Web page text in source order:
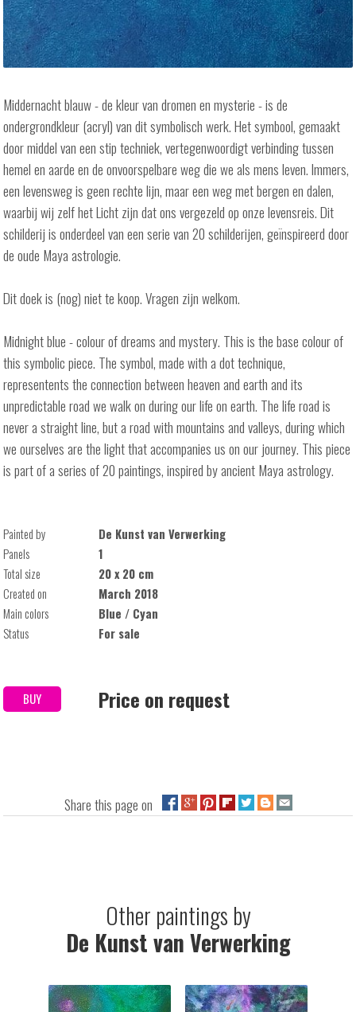
Middernacht blauw - de kleur van dromen en mysterie - is de
ondergrondkleur (acryl) van dit symbolisch werk. Het symbool, gemaakt
door middel van een stip techniek, vertegenwoordigt verbinding tussen
hemel en aarde en de onvoorspelbare weg die we als mens leven. Immers,
een levensweg is geen rechte lijn, maar een weg met bergen en dalen,
waarbij wij zelf het Licht zijn dat ons vergezeld op onze levensreis. Dit
schilderij is onderdeel van een serie van 20 schilderijen, geïnspireerd door
de oude Maya astrologie.
Dit doek is (nog) niet te koop. Vragen zijn welkom.
Midnight blue - colour of dreams and mystery. This is the base colour of
this symbolic piece. The symbol, made with a dot technique,
representents the connection between heaven and earth and its
unpredictable road we walk on during our life on earth. The life road is
never a straight line, but a road with mountains and valleys, during which
we ourselves are the light that accompanies us on our journey. This piece
is part of a series of 20 paintings, inspired by ancient Maya astrology.
Painted by
De Kunst van Verwerking
Panels
1
Total size
20 x 20 cm
Created on
March 2018
Main colors
Blue / Cyan
Status
For sale
BUY Price on request
Share this page on
Other paintings by
De Kunst van Verwerking